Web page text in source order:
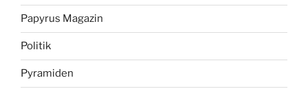
Papyrus Magazin
Politik
Pyramiden